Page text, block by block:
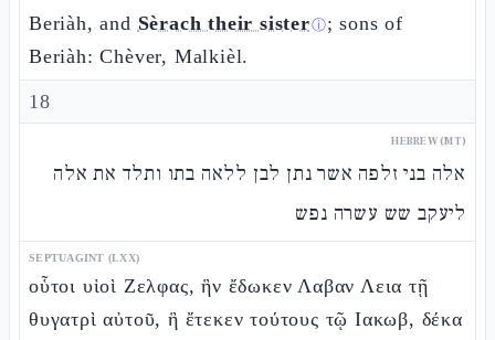
Beriàh, and Sèrach their sisterⓘ; sons of
Beriàh: Chèver, Malkièl.
18
HEBREW (MT)
אלה בני זלפה אשר נתן לבן ללאה בתו ותלד את אלה
ליעקב שש עשרה נפש
SEPTUAGINT (LXX)
οὗτοι υἱοὶ Ζελφας, ἣν ἔδωκεν Λαβαν Λεια τῇ
θυγατρὶ αὐτοῦ, ἣ ἔτεκεν τούτους τῷ Ιακωβ, δέκα